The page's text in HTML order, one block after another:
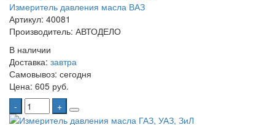
Измеритель давления масла ВАЗ
Артикул: 40081
Производитель: АВТОДЕЛО
В наличии
Доставка: завтра
Самовывоз: сегодня
Цена: 605 руб.
-
+